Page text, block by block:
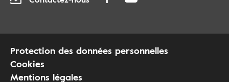
Protection des données personnelles
Cookies
Mentions légales